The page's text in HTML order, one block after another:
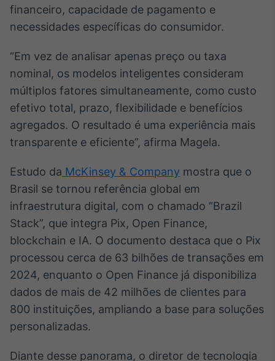
Gestão de
Investimentos
Tokenização
Crédito
Em breve
financeiro, capacidade de pagamento e
necessidades específicas do consumidor.
“Em vez de analisar apenas preço ou taxa
nominal, os modelos inteligentes consideram
múltiplos fatores simultaneamente, como custo
efetivo total, prazo, flexibilidade e benefícios
agregados. O resultado é uma experiência mais
transparente e eficiente”, afirma Magela.
Estudo da McKinsey & Company mostra que o
Brasil se tornou referência global em
infraestrutura digital, com o chamado “Brazil
Stack”, que integra Pix, Open Finance,
blockchain e IA. O documento destaca que o Pix
processou cerca de 63 bilhões de transações em
2024, enquanto o Open Finance já disponibiliza
dados de mais de 42 milhões de clientes para
800 instituições, ampliando a base para soluções
personalizadas.
Diante desse panorama, o diretor de tecnologia